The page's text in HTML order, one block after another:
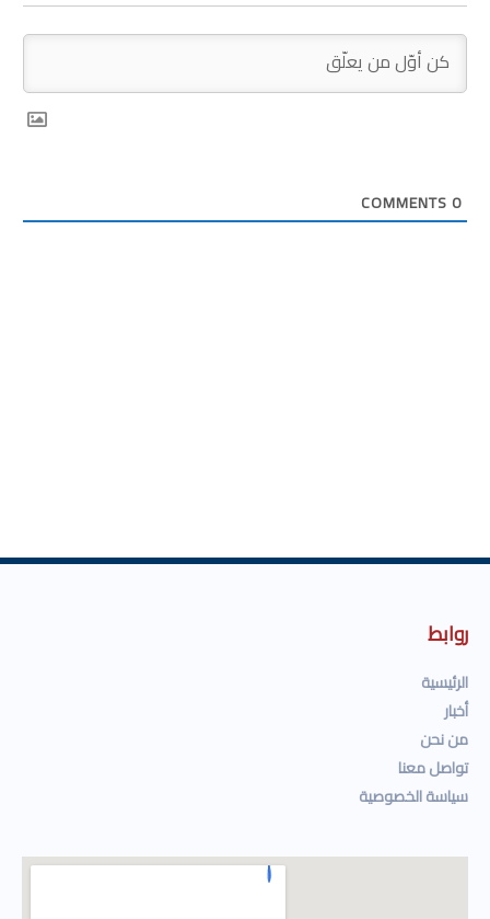
0
روابط
الرئيسية
أخبار
من نحن
تواصل معنا
سياسة الخصوصية